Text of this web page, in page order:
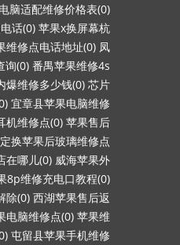
脑适配维修价格表(0)
话(0) 苹果x换屏幕杭
维修点电话地址(0) 凤
询(0) 番禺苹果维修4s
爆维修多少钱(0) 芯片
宜章县苹果电脑维修
机维修点(0) 苹果售后
换苹果后玻璃维修点
在哪儿(0) 威海苹果外
8p维修充电口教程(0)
除(0) 西湖苹果售后返
电脑维修点(0) 苹果维
屯留县苹果手机维修